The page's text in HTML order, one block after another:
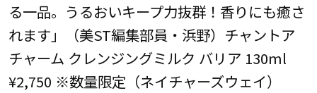
る一品。うるおいキープ力抜群！香りにも癒さ
れます」（美ST編集部員・浜野）チャントア
チャーム クレンジングミルク バリア 130ml
¥2,750 ※数量限定（ネイチャーズウェイ）